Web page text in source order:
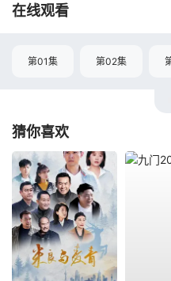
在线观看
第01集 第02集
猜你喜欢